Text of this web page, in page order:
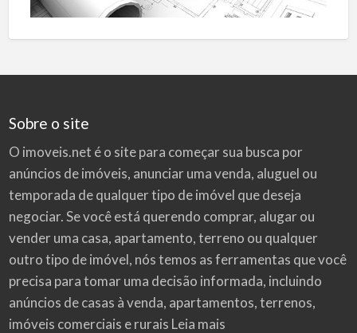
Sobre o site
O imoveis.net é o site para começar sua busca por
anúncios de imóveis, anunciar uma venda, aluguel ou
temporada de qualquer tipo de imóvel que deseja
negociar. Se você está querendo comprar, alugar ou
vender uma casa, apartamento, terreno ou qualquer
outro tipo de imóvel, nós temos as ferramentas que você
precisa para tomar uma decisão informada, incluindo
anúncios de casas à venda, apartamentos, terrenos,
imóveis comerciais e rurais Leia mais